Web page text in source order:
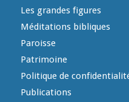
Les grandes figures
Méditations bibliques
Paroisse
Patrimoine
Politique de
Publications